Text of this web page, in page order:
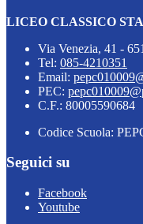
LICEO CLASSICO
Via Venezia, 41 -
Tel: 085-4210351
Email:
PEC:
C.F.: 80005590684
Codice Scuola:
Seguici su
Facebook
Youtube